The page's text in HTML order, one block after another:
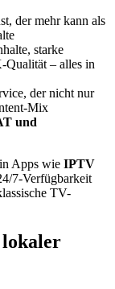
der mehr kann als
starke
Qualität – alles in
der nicht nur
Mix
und
Apps wie IPTV
7-Verfügbarkeit
TV-
lokaler